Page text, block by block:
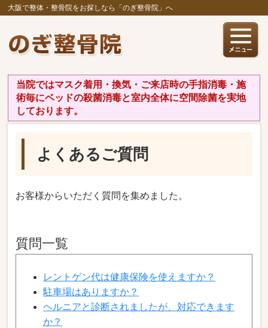
大阪で整体・整骨院をお探しなら「のぎ整骨院」へ
当院ではマスク着用・換気・ご来店時の手指消毒・施
術毎にベッドの殺菌消毒と室内全体に空間除菌を実地
しております。
よくあるご質問
お客様からいただく質問を集めました。
質問一覧
レントゲン代は健康保険を使えますか？
駐車場はありますか？
ヘルニアと診断されましたが、対応できます
か？